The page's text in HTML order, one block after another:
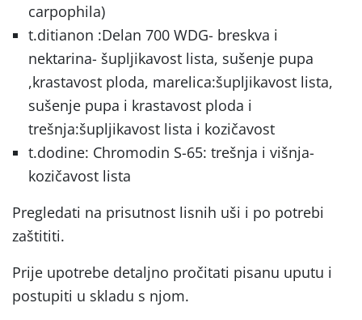
carpophila)
t.ditianon :Delan 700 WDG- breskva i
nektarina- šupljikavost lista, sušenje pupa
,krastavost ploda, marelica:šupljikavost lista,
sušenje pupa i krastavost ploda i
trešnja:šupljikavost lista i kozičavost
t.dodine: Chromodin S-65: trešnja i višnja-
kozičavost lista
Pregledati na prisutnost lisnih uši i po potrebi
zaštititi.
Prije upotrebe detaljno pročitati pisanu uputu i
postupiti u skladu s njom.